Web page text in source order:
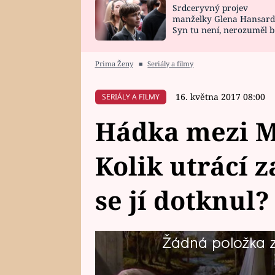
HOROSKOP NA
CELEBRITY
VAŘENÍ
Srdceryvný projev
manželky Glena
Syn tu není, nerozuměl
Prima Ženy ■ Seriály a filmy
SERIÁLY A FILMY 16. května 2017 08:00
Hádka mezi
Kolik utrácí
se jí dotknul?
Žádná položka
Nevinná hypotetická otázka od
a Mili Pátkových. Podívejte se